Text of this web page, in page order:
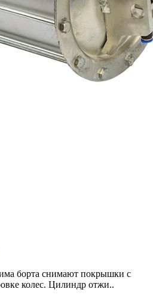
борта снимают покрышки с
колес. Цилиндр отжи..